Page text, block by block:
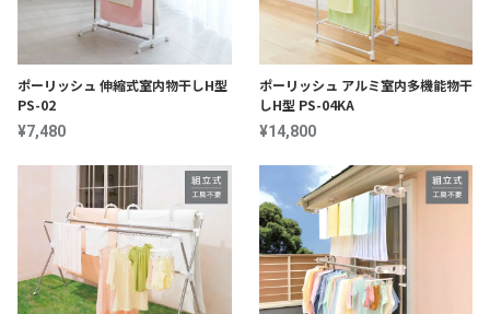
ポーリッシュ 伸縮式室内物干しH型
PS-02
¥7,480
ポーリッシュ アルミ室内多機能物干
しH型 PS-04KA
¥14,800